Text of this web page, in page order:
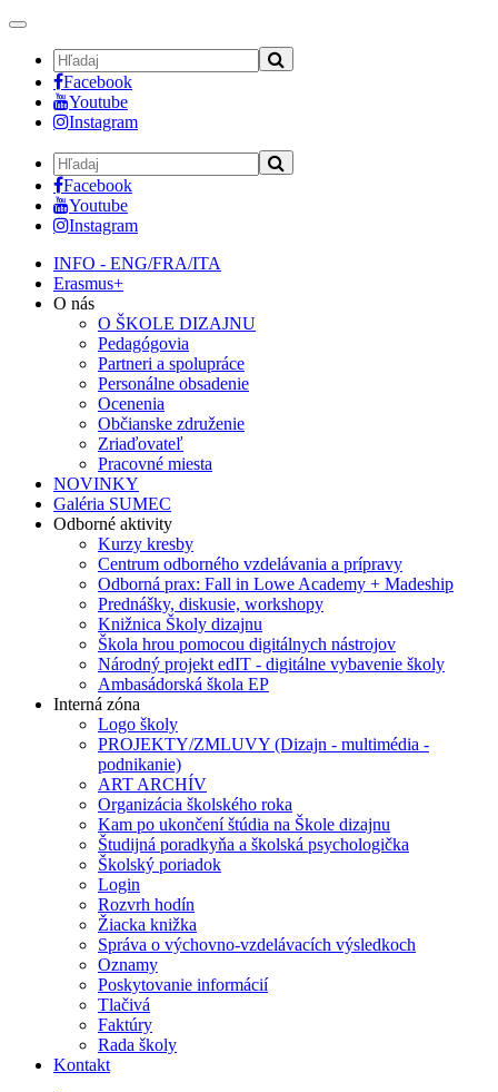
Toggle
navigation
Facebook
Youtube
Instagram
Facebook
Youtube
Instagram
INFO - ENG/FRA/ITA
Erasmus+
O nás
O ŠKOLE DIZAJNU
Pedagógovia
Partneri a spolupráce
Personálne obsadenie
Ocenenia
Občianske združenie
Zriaďovateľ
Pracovné miesta
NOVINKY
Galéria SUMEC
Odborné aktivity
Kurzy kresby
Centrum odborného vzdelávania a prípravy
Odborná prax: Fall in Lowe Academy + Madeship
Prednášky, diskusie, workshopy
Knižnica Školy dizajnu
Škola hrou pomocou digitálnych nástrojov
Národný projekt edIT - digitálne vybavenie školy
Ambasádorská škola EP
Interná zóna
Logo školy
PROJEKTY/ZMLUVY (Dizajn - multimédia -
podnikanie)
ART ARCHÍV
Organizácia školského roka
Kam po ukončení štúdia na Škole dizajnu
Študijná poradkyňa a školská psychologička
Školský poriadok
Login
Rozvrh hodín
Žiacka knižka
Správa o výchovno-vzdelávacích výsledkoch
Oznamy
Poskytovanie informácií
Tlačivá
Faktúry
Rada školy
Kontakt